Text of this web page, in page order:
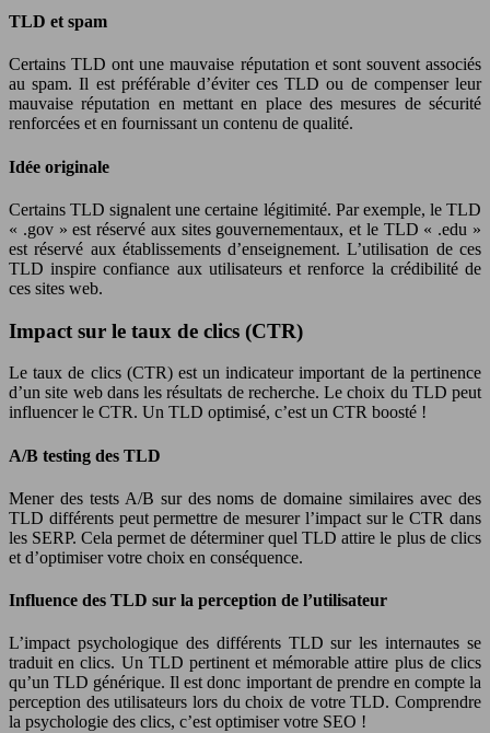
TLD et spam
Certains TLD ont une mauvaise réputation et sont souvent associés
au spam. Il est préférable d’éviter ces TLD ou de compenser leur
mauvaise réputation en mettant en place des mesures de sécurité
renforcées et en fournissant un contenu de qualité.
Idée originale
Certains TLD signalent une certaine légitimité. Par exemple, le TLD
« .gov » est réservé aux sites gouvernementaux, et le TLD « .edu »
est réservé aux établissements d’enseignement. L’utilisation de ces
TLD inspire confiance aux utilisateurs et renforce la crédibilité de
ces sites web.
Impact sur le taux de clics (CTR)
Le taux de clics (CTR) est un indicateur important de la pertinence
d’un site web dans les résultats de recherche. Le choix du TLD peut
influencer le CTR. Un TLD optimisé, c’est un CTR boosté !
A/B testing des TLD
Mener des tests A/B sur des noms de domaine similaires avec des
TLD différents peut permettre de mesurer l’impact sur le CTR dans
les SERP. Cela permet de déterminer quel TLD attire le plus de clics
et d’optimiser votre choix en conséquence.
Influence des TLD sur la perception de l’utilisateur
L’impact psychologique des différents TLD sur les internautes se
traduit en clics. Un TLD pertinent et mémorable attire plus de clics
qu’un TLD générique. Il est donc important de prendre en compte la
perception des utilisateurs lors du choix de votre TLD. Comprendre
la psychologie des clics, c’est optimiser votre SEO !